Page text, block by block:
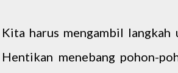
Kita harus mengambil langkah
Hentikan menebang pohon-